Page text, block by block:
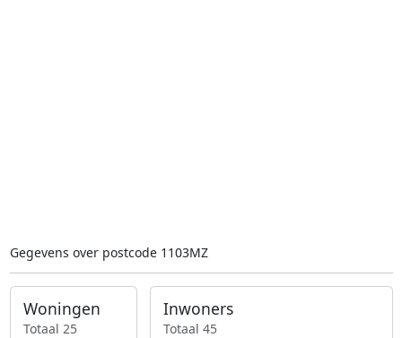
Gegevens over postcode 1103MZ
Woningen
Totaal 25
Inwoners
Totaal 45